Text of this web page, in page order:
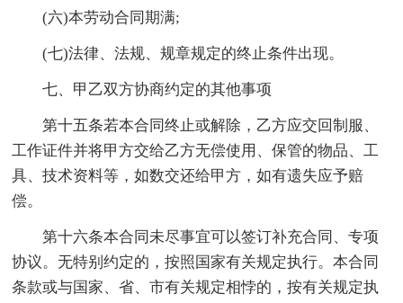
(六)本劳动合同期满;
(七)法律、法规、规章规定的终止条件出现。
七、甲乙双方协商约定的其他事项
第十五条若本合同终止或解除，乙方应交回制服、
工作证件并将甲方交给乙方无偿使用、保管的物品、工
具、技术资料等，如数交还给甲方，如有遗失应予赔
偿。
第十六条本合同未尽事宜可以签订补充合同、专项
协议。无特别约定的，按照国家有关规定执行。本合同
条款或与国家、省、市有关规定相悖的，按有关规定执